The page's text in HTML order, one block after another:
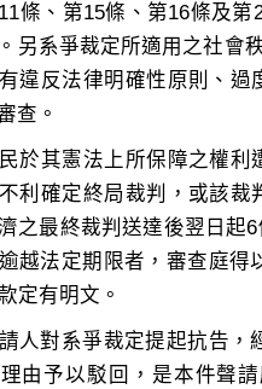
條、第15條、第16條及
另系爭裁定所適用之社會
違反法律明確性原則、
於其憲法上所保障之權利
利確定終局裁判，或該裁
之最終裁判送達後翌日起
越法定期限者，審查庭得
人對系爭裁定提起抗告，
由予以駁回，是本件聲